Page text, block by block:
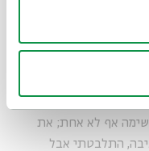
הוזמן מטעמי נימוס,
והיא לא הרשימה אף לא אחת; את
התלבטתי אבל